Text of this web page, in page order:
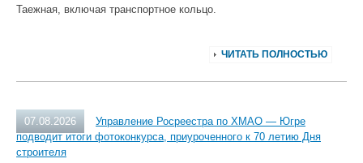
Таежная, включая транспортное кольцо.
ЧИТАТЬ ПОЛНОСТЬЮ
07.08.2026
Управление Росреестра по ХМАО — Югре
подводит итоги фотоконкурса, приуроченного к 70 летию Дня
строителя